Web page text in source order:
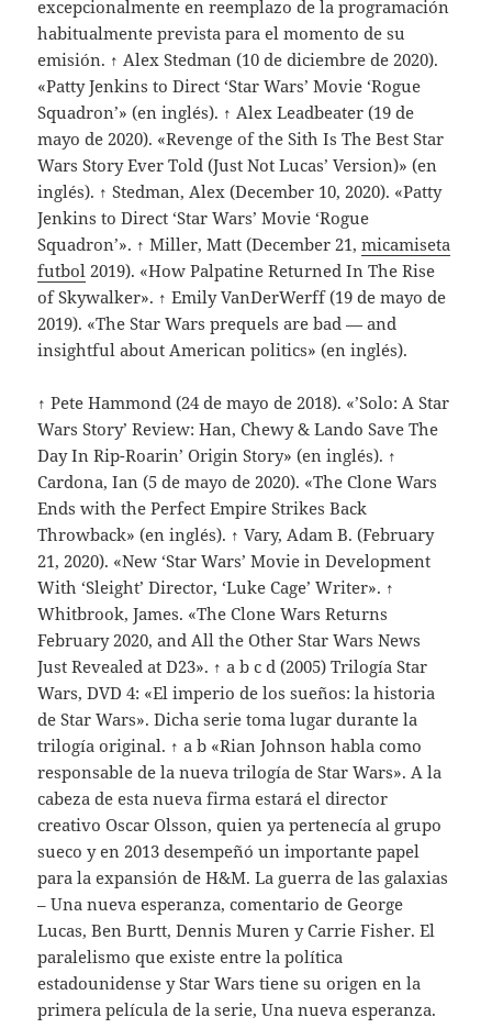
excepcionalmente en reemplazo de la programación
habitualmente prevista para el momento de su
emisión. ↑ Alex Stedman (10 de diciembre de 2020).
«Patty Jenkins to Direct ‘Star Wars’ Movie ‘Rogue
Squadron’» (en inglés). ↑ Alex Leadbeater (19 de
mayo de 2020). «Revenge of the Sith Is The Best Star
Wars Story Ever Told (Just Not Lucas’ Version)» (en
inglés). ↑ Stedman, Alex (December 10, 2020). «Patty
Jenkins to Direct ‘Star Wars’ Movie ‘Rogue
Squadron’». ↑ Miller, Matt (December 21,micamiseta
futbol 2019). «How Palpatine Returned In The Rise
of Skywalker». ↑ Emily VanDerWerff (19 de mayo de
2019). «The Star Wars prequels are bad — and
insightful about American politics» (en inglés).
↑ Pete Hammond (24 de mayo de 2018). «’Solo: A Star
Wars Story’ Review: Han, Chewy & Lando Save The
Day In Rip-Roarin’ Origin Story» (en inglés). ↑
Cardona, Ian (5 de mayo de 2020). «The Clone Wars
Ends with the Perfect Empire Strikes Back
Throwback» (en inglés). ↑ Vary, Adam B. (February
21, 2020). «New ‘Star Wars’ Movie in Development
With ‘Sleight’ Director, ‘Luke Cage’ Writer». ↑
Whitbrook, James. «The Clone Wars Returns
February 2020, and All the Other Star Wars News
Just Revealed at D23». ↑ a b c d (2005) Trilogía Star
Wars, DVD 4: «El imperio de los sueños: la historia
de Star Wars». Dicha serie toma lugar durante la
trilogía original. ↑ a b «Rian Johnson habla como
responsable de la nueva trilogía de Star Wars». A la
cabeza de esta nueva firma estará el director
creativo Oscar Olsson, quien ya pertenecía al grupo
sueco y en 2013 desempeñó un importante papel
para la expansión de H&M. La guerra de las galaxias
– Una nueva esperanza, comentario de George
Lucas, Ben Burtt, Dennis Muren y Carrie Fisher. El
paralelismo que existe entre la política
estadounidense y Star Wars tiene su origen en la
primera película de la serie, Una nueva esperanza.